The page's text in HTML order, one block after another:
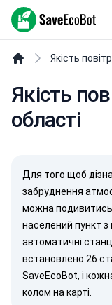
SaveEcoBot
Якість
Якість
області
Для того щоб
забруднення
можна подивитись
населений пункт з
автоматичні
встановлено 26
SaveEcoBot, і
колом на карті.